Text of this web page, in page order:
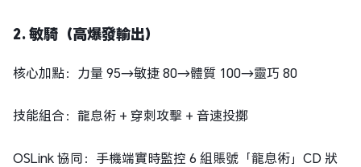
2. 敏騎（高爆發輸出）
核心加點：力量 95→敏捷 80→體質 100→靈巧 80
技能組合：龍息術 + 穿刺攻擊 + 音速投擲
OSLink 協同：手機端實時監控 6 組賬號「龍息術」CD 狀